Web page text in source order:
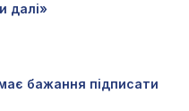
далі»
бажання підписати